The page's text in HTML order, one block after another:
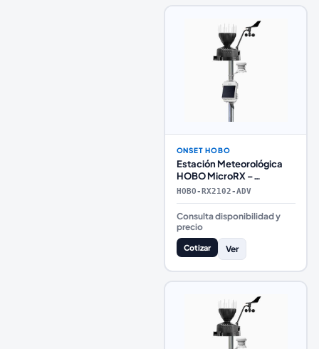
ONSET HOBO
Estación Meteorológica
HOBO MicroRX –
Configuración Avanzada
HOBO-RX2102-ADV
Consulta disponibilidad y
precio
Cotizar Ver